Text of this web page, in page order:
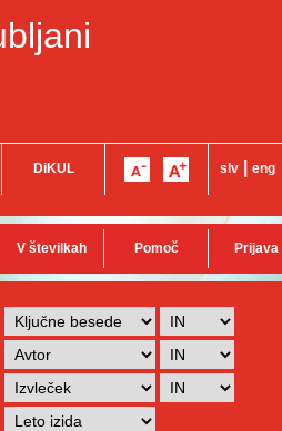
DiKUL slv eng
V številkah Pomoč Prijava